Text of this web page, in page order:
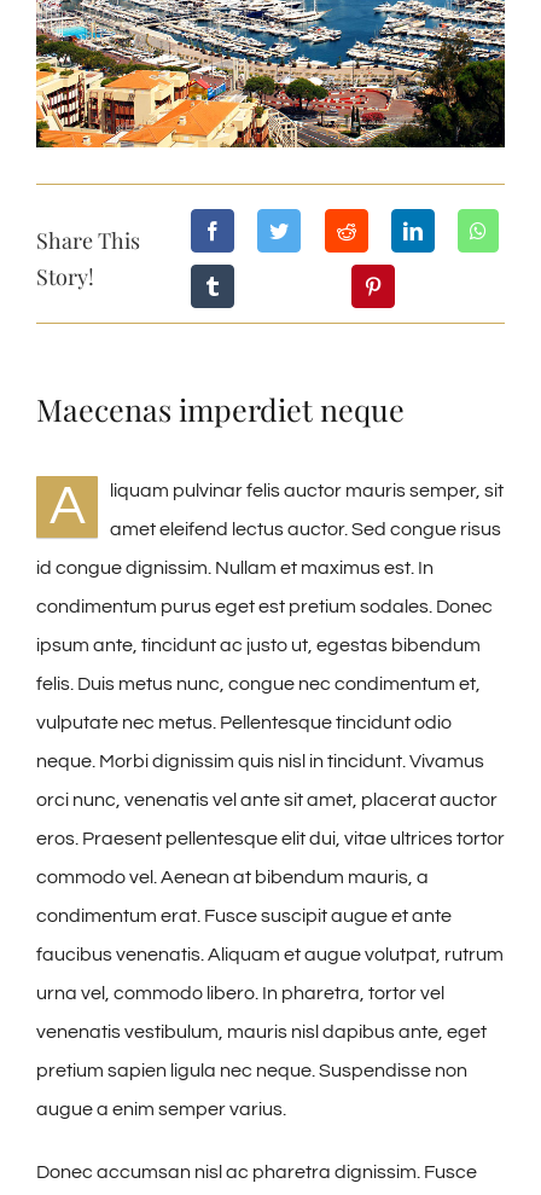
Share This
Story!
Maecenas imperdiet neque
A
liquam pulvinar felis auctor mauris semper, sit
amet eleifend lectus auctor. Sed congue risus
id congue dignissim. Nullam et maximus est. In
condimentum purus eget est pretium sodales. Donec
ipsum ante, tincidunt ac justo ut, egestas bibendum
felis. Duis metus nunc, congue nec condimentum et,
vulputate nec metus. Pellentesque tincidunt odio
neque. Morbi dignissim quis nisl in tincidunt. Vivamus
orci nunc, venenatis vel ante sit amet, placerat auctor
eros. Praesent pellentesque elit dui, vitae ultrices tortor
commodo vel. Aenean at bibendum mauris, a
condimentum erat. Fusce suscipit augue et ante
faucibus venenatis. Aliquam et augue volutpat, rutrum
urna vel, commodo libero. In pharetra, tortor vel
venenatis vestibulum, mauris nisl dapibus ante, eget
pretium sapien ligula nec neque. Suspendisse non
augue a enim semper varius.
Donec accumsan nisl ac pharetra dignissim. Fusce